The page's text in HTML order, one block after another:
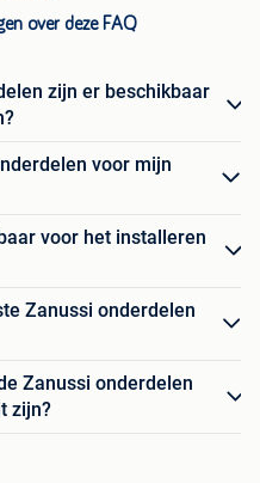
over deze FAQ
zijn er beschikbaar
voor mijn
voor het installeren
Zanussi onderdelen
Zanussi onderdelen
zijn?